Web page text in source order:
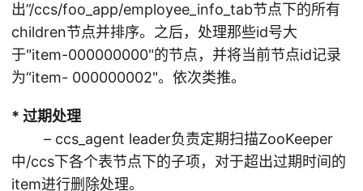
出”/ccs/foo_app/employee_info_tab节点下的所有
children节点并排序。之后，处理那些id号大
于"item-000000000"的节点，并将当前节点id记录
为“item- 000000002"。依次类推。
* 过期处理
– ccs_agent leader负责定期扫描ZooKeeper
中/ccs下各个表节点下的子项，对于超出过期时间的
item进行删除处理。